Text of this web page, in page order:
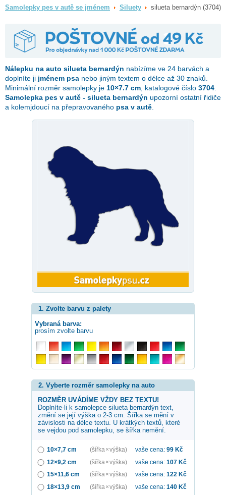
Samolepky pes v autě se jménem Siluety silueta bernardýn (3704)
Nálepku na auto silueta bernardýn nabízíme ve 24 barvách a
doplníte ji jménem psa nebo jiným textem o délce až 30 znaků.
Minimální rozměr samolepky je 10×7.7 cm , katalogové číslo 3704
Samolepka pes v autě - silueta bernardýn upozorní ostatní řidiče
a kolemjdoucí na přepravovaného psa v autě
1. Zvolte barvu z palety
Vybraná barva:
prosím zvolte barvu
2. Vyberte rozměr samolepky na auto
ROZMĚR UVÁDÍME VŽDY BEZ TEXTU!
Doplníte-li k samolepce silueta bernardýn text,
změní se její výška o 2-3 cm. Šířka se mění v
závislosti na délce textu. U krátkých textů, které
se vejdou pod samolepku, se šířka nemění.
10×7,7 cm (šířka × výška) vaše cena: 99 Kč
12×9,2 cm
(šířka × výška) vaše cena: 107 Kč
15×11,6 cm
(šířka × výška) vaše cena: 122 Kč
18×13,9 cm
(šířka × výška) vaše cena: 140 Kč